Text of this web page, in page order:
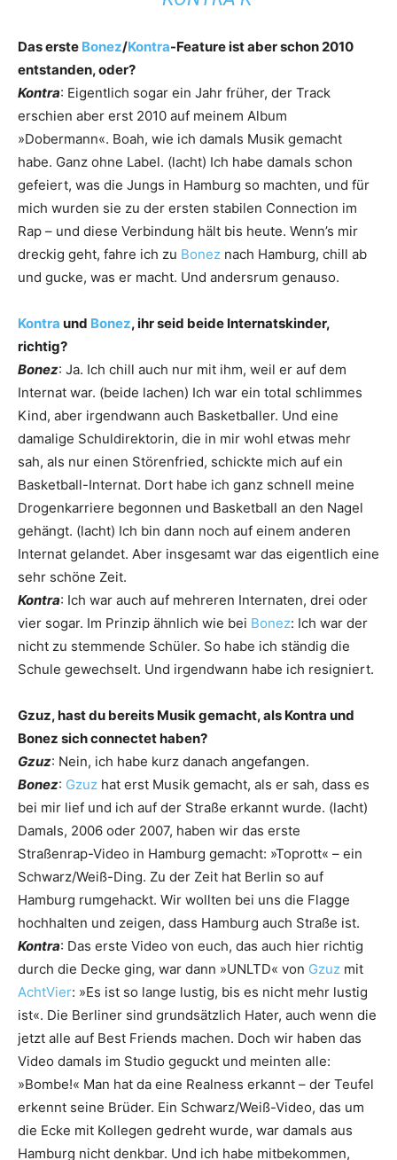
Das erste Bonez/Kontra-Feature ist aber schon 2010
entstanden, oder?
Kontra: Eigentlich sogar ein Jahr früher, der Track
erschien aber erst 2010 auf meinem Album
»Dobermann«. Boah, wie ich damals Musik gemacht
habe. Ganz ohne Label. (lacht) Ich habe damals schon
gefeiert, was die Jungs in Hamburg so machten, und für
mich wurden sie zu der ersten stabilen Connection im
Rap – und diese Verbindung hält bis heute. Wenn’s mir
dreckig geht, fahre ich zu Bonez nach Hamburg, chill ab
und gucke, was er macht. Und andersrum genauso.
Kontra und Bonez, ihr seid beide ­Internatskinder,
richtig?
Bonez: Ja. Ich chill auch nur mit ihm, weil er auf dem
Internat war. (beide lachen) Ich war ein total schlimmes
Kind, aber irgendwann auch Basketballer. Und eine
damalige Schuldirek­torin, die in mir wohl etwas mehr
sah, als nur einen Störenfried, schickte mich auf ein
Basketball-Internat. Dort habe ich ganz schnell meine
Drogenkarriere begonnen und Basketball an den Nagel
gehängt. (lacht) Ich bin dann noch auf einem anderen
Internat gelandet. Aber insgesamt war das eigentlich eine
sehr schöne Zeit.
Kontra: Ich war auch auf mehreren Internaten, drei oder
vier sogar. Im Prinzip ähnlich wie bei Bonez: Ich war der
nicht zu stemmende Schüler. So habe ich ständig die
Schule gewechselt. Und irgendwann habe ich resigniert.
Gzuz, hast du bereits Musik gemacht, als Kontra und
Bonez sich connectet haben?
Gzuz: Nein, ich habe kurz danach ­angefangen.
Bonez: Gzuz hat erst Musik gemacht, als er sah, dass es
bei mir lief und ich auf der Straße erkannt wurde. (lacht)
Damals, 2006 oder 2007, haben wir das erste
Straßenrap-Video in Hamburg gemacht: »Toprott« – ein
Schwarz/Weiß-Ding. Zu der Zeit hat Berlin so auf
Hamburg rumgehackt. Wir wollten bei uns die Flagge
hochhalten und zeigen, dass Hamburg auch Straße ist.
Kontra: Das erste Video von euch, das auch hier richtig
durch die Decke ging, war dann »UNLTD« von Gzuz mit
AchtVier: »Es ist so lange lustig, bis es nicht mehr lustig
ist«. Die Berliner sind grundsätzlich Hater, auch wenn die
jetzt alle auf Best Friends machen. Doch wir haben das
Video damals im Studio geguckt und meinten alle:
»Bombe!« Man hat da eine Realness erkannt – der Teufel
erkennt seine Brüder. Ein Schwarz/Weiß-Video, das um
die Ecke mit Kollegen gedreht wurde, war damals aus
Hamburg nicht denkbar. Und ich habe mitbekommen,